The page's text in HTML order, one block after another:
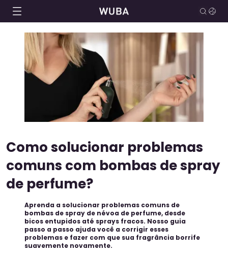
Como solucionar problemas
comuns com bombas de spray
de perfume?
Aprenda a solucionar problemas comuns de
bombas de spray de névoa de perfume, desde
bicos entupidos até sprays fracos. Nosso guia
passo a passo ajuda você a corrigir esses
problemas e fazer com que sua fragrância borrife
suavemente novamente.